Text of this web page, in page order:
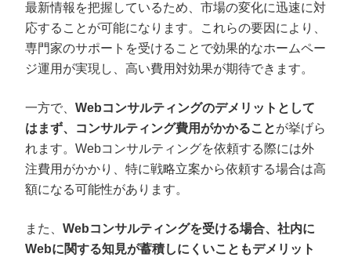
最新情報を把握しているため、市場の変化に迅速に対
応することが可能になります。これらの要因により、
専門家のサポートを受けることで効果的なホームペー
ジ運用が実現し、高い費用対効果が期待できます。
一方で、 Webコンサルティングのデメリットとして
はまず、コンサルティング費用がかかることが挙げら
れます。Webコンサルティングを依頼する際には外
注費用がかかり、特に戦略立案から依頼する場合は高
額になる可能性があります。
また、 Webコンサルティングを受ける場合、社内に
Webに関する知見が蓄積しにくいこともデメリット